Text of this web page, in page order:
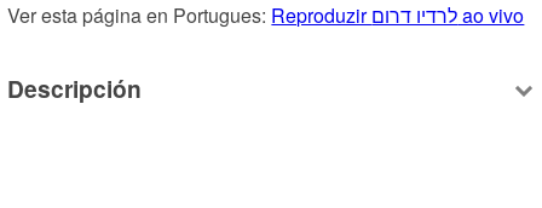
Ver esta página en Portugues:
Reproduzir לרדיו דרום ao vivo
Descripción